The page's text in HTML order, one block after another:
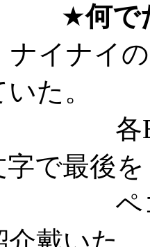
何で
ナイナイ
た。
メ
字で最後
には